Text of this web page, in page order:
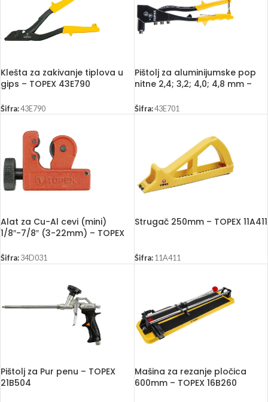
Klešta za zakivanje tiplova u
gips – TOPEX 43E790
Šifra:43E790
Pištolj za aluminijumske pop
nitne 2,4; 3,2; 4,0; 4,8 mm –
Šifra:43E701
Alat za Cu-Al cevi (mini)
1/8″-7/8″ (3-22mm) – TOPEX
Šifra: 34D031
Strugač 250mm – TOPEX 11A411
Šifra: 11A411
Pištolj za Pur penu – TOPEX
21B504
Mašina za rezanje pločica
600mm – TOPEX 16B260